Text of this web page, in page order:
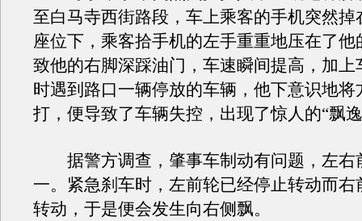
至白马寺西街路段，车上乘客的手机突然掉
座位下，乘客拾手机的左手重重地压在了他
致他的右脚深踩油门，车速瞬间提高，加上
时遇到路口一辆停放的车辆，他下意识地将
打，便导致了车辆失控，出现了惊人的“飘
据警方调查，肇事车制动有问题，左右
一。紧急刹车时，左前轮已经停止转动而右
转动，于是便会发生向右侧飘。